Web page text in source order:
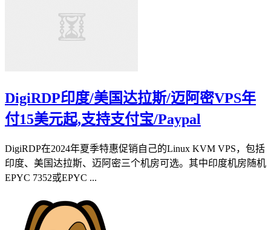
DigiRDP印度/美国达拉斯/迈阿密VPS年
付15美元起,支持支付宝/Paypal
DigiRDP在2024年夏季特惠促销自己的Linux KVM VPS，包括
印度、美国达拉斯、迈阿密三个机房可选。其中印度机房随机
EPYC 7352或EPYC ...